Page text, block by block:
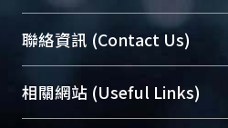
臺大位居世界頂尖大學之列
展現本校豐碩的研究成果及
機構典藏（NTUR）與學術
台，成為臺大學術典藏NTU
聯絡資訊 (Contact Us)
總館學科館員(Main Library)
醫學圖書館學科館員
相關網站 (Useful Links)